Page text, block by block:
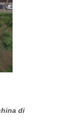
di